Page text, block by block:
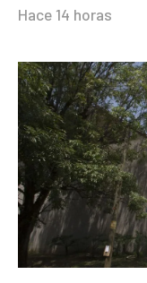
Hace 14 horas